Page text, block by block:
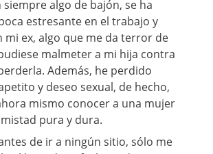
siempre algo de bajón, se ha
estresante en el trabajo y
mi ex, algo que me da terror de
malmeter a mi hija contra
Además, he perdido
y deseo sexual, de hecho,
mismo conocer a una mujer
pura y dura.
de ir a ningún sitio, sólo me